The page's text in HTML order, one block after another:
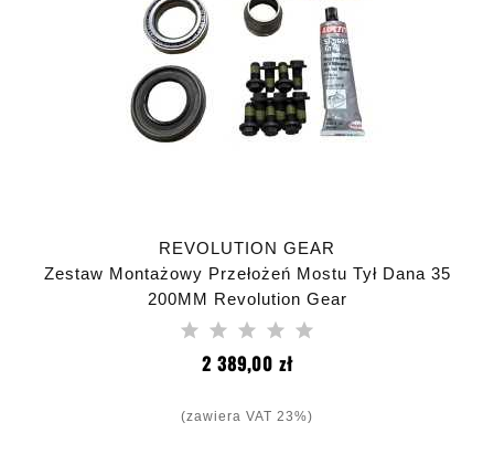
REVOLUTION GEAR
Zestaw Montażowy Przełożeń Mostu Tył Dana 35
200MM Revolution Gear
2 389,00 złCena
(zawiera VAT 23%)